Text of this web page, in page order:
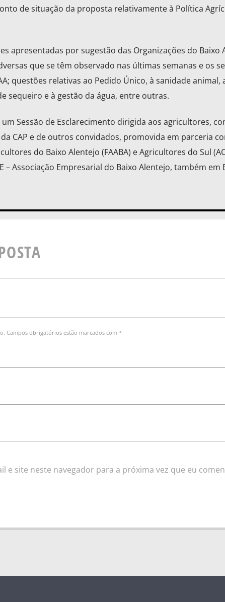
de situação da proposta relativamente à Política
apresentadas por sugestão das Organizações do Baixo
que se têm observado nas últimas semanas e os
questões relativas ao Pedido Único, à sanidade animal,
sequeiro e à gestão da água, entre outras.
Sessão de Esclarecimento dirigida aos agricultores,
CAP e de outros convidados, promovida em parceria
do Baixo Alentejo (FAABA) e Agricultores do Sul
– Associação Empresarial do Baixo Alentejo, também em
Campos obrigatórios estão marcados com *
e site neste navegador para a próxima vez que eu